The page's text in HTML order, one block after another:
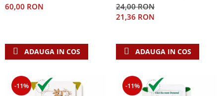
Teologie
Dogmatica
Misiune
Viata crestina
60,00 RON
ADAUGA IN COS
24,00 RON
21,36 RON
ADAUGA IN COS
-11% -11%